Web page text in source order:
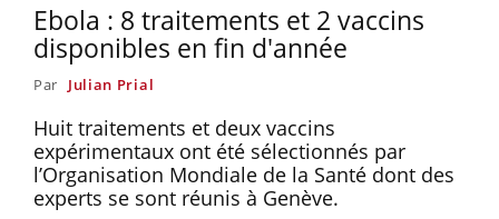
Ebola : 8 traitements et 2 vaccins
disponibles en fin d'année
Par Julian Prial
Huit traitements et deux vaccins
expérimentaux ont été sélectionnés par
l’Organisation Mondiale de la Santé dont des
experts se sont réunis à Genève.